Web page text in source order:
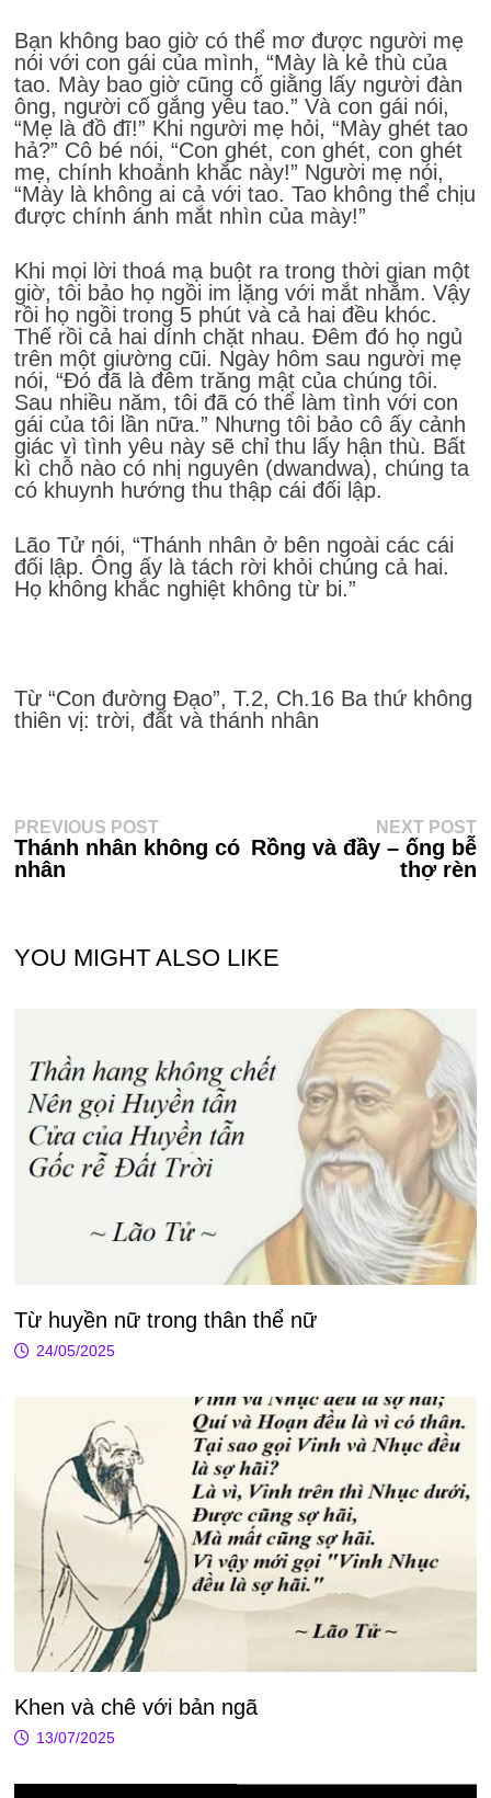
Bạn không bao giờ có thể mơ được người mẹ
nói với con gái của mình, “Mày là kẻ thù của
tao. Mày bao giờ cũng cố giằng lấy người đàn
ông, người cố gắng yêu tao.” Và con gái nói,
“Mẹ là đồ đĩ!” Khi người mẹ hỏi, “Mày ghét tao
hả?” Cô bé nói, “Con ghét, con ghét, con ghét
mẹ, chính khoảnh khắc này!” Người mẹ nói,
“Mày là không ai cả với tao. Tao không thể chịu
được chính ánh mắt nhìn của mày!”
Khi mọi lời thoá mạ buột ra trong thời gian một
giờ, tôi bảo họ ngồi im lặng với mắt nhắm. Vậy
rồi họ ngồi trong 5 phút và cả hai đều khóc.
Thế rồi cả hai dính chặt nhau. Đêm đó họ ngủ
trên một giường cũi. Ngày hôm sau người mẹ
nói, “Đó đã là đêm trăng mật của chúng tôi.
Sau nhiều năm, tôi đã có thể làm tình với con
gái của tôi lần nữa.” Nhưng tôi bảo cô ấy cảnh
giác vì tình yêu này sẽ chỉ thu lấy hận thù. Bất
kì chỗ nào có nhị nguyên (dwandwa), chúng ta
có khuynh hướng thu thập cái đối lập.
Lão Tử nói, “Thánh nhân ở bên ngoài các cái
đối lập. Ông ấy là tách rời khỏi chúng cả hai.
Họ không khắc nghiệt không từ bi.”
Từ “Con đường Đạo”, T.2, Ch.16 Ba thứ không
thiên vị: trời, đất và thánh nhân
Điều
hướng
PREVIOUS POSTPrevious
post:
Thánh nhân không có
nhân
NEXT POST
Rồng và đầy – ống bễ
thợ rèn
YOU MIGHT ALSO LIKE
Từ huyền nữ trong thân thể nữ
24/05/2025
Khen và chê với bản ngã
13/07/2025